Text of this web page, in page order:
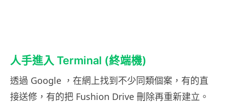
人手進入 Terminal (終端機)
透過 Google ，在網上找到不少同類個案，有的直
接送修，有的把 Fushion Drive 刪除再重新建立。